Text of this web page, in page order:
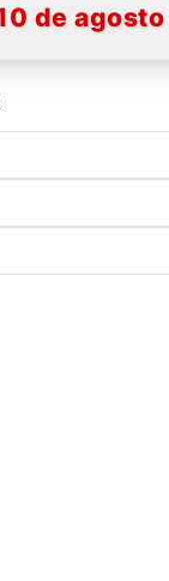
de agosto